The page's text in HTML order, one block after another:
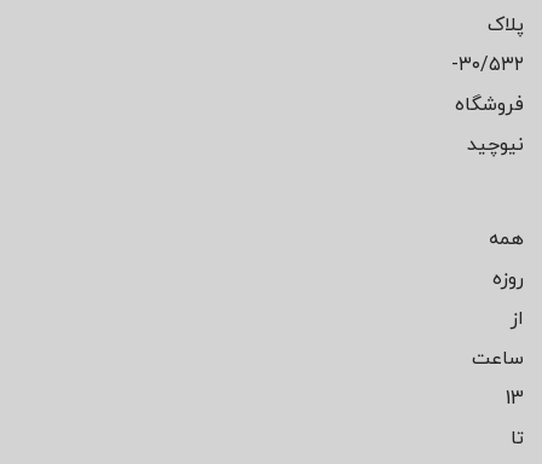
پلاک
۳۰/۵۳۲-
فروشگاه
نیوچید
همه
روزه
از
ساعت
13
تا